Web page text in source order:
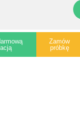
Zamów
próbkę